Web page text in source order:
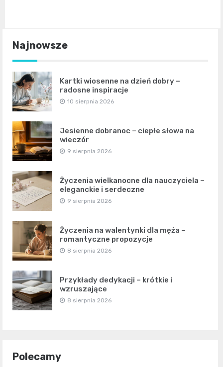
Najnowsze
Kartki wiosenne na dzień dobry –
radosne inspiracje
10 sierpnia 2026
Jesienne dobranoc – ciepłe słowa na
wieczór
9 sierpnia 2026
Życzenia wielkanocne dla nauczyciela –
eleganckie i serdeczne
9 sierpnia 2026
Życzenia na walentynki dla męża –
romantyczne propozycje
8 sierpnia 2026
Przykłady dedykacji – krótkie i
wzruszające
8 sierpnia 2026
Polecamy